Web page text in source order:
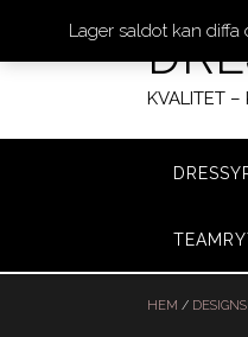
Hoppa
KVALITET –
HEM /
Lager saldot kan